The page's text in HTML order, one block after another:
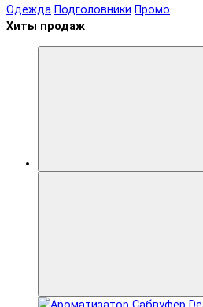
Одежда Подголовники Промо
Хиты продаж